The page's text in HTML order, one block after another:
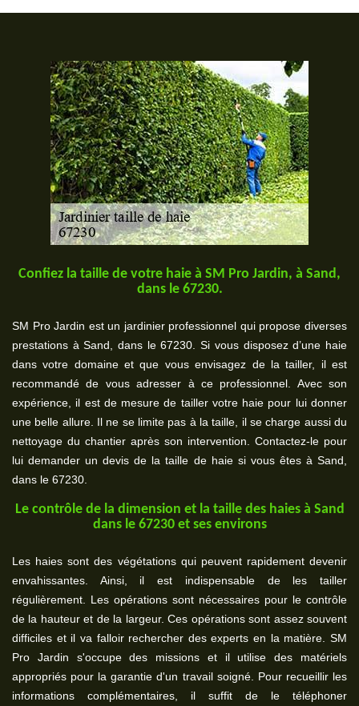
Confiez la taille de votre haie à SM Pro Jardin, à Sand,
dans le 67230.
SM Pro Jardin est un jardinier professionnel qui propose diverses
prestations à Sand, dans le 67230. Si vous disposez d’une haie
dans votre domaine et que vous envisagez de la tailler, il est
recommandé de vous adresser à ce professionnel. Avec son
expérience, il est de mesure de tailler votre haie pour lui donner
une belle allure. Il ne se limite pas à la taille, il se charge aussi du
nettoyage du chantier après son intervention. Contactez-le pour
lui demander un devis de la taille de haie si vous êtes à Sand,
dans le 67230.
Le contrôle de la dimension et la taille des haies à Sand
dans le 67230 et ses environs
Les haies sont des végétations qui peuvent rapidement devenir
envahissantes. Ainsi, il est indispensable de les tailler
régulièrement. Les opérations sont nécessaires pour le contrôle
de la hauteur et de la largeur. Ces opérations sont assez souvent
difficiles et il va falloir rechercher des experts en la matière. SM
Pro Jardin s'occupe des missions et il utilise des matériels
appropriés pour la garantie d'un travail soigné. Pour recueillir les
informations complémentaires, il suffit de le téléphoner